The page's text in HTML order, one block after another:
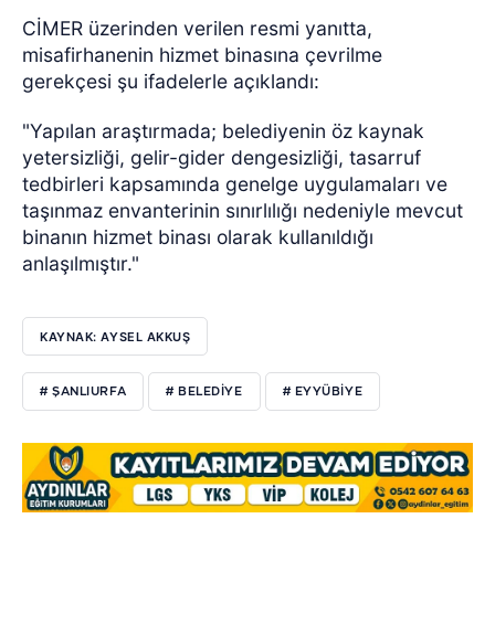
CİMER üzerinden verilen resmi yanıtta,
misafirhanenin hizmet binasına çevrilme
gerekçesi şu ifadelerle açıklandı:
"Yapılan araştırmada; belediyenin öz kaynak
yetersizliği, gelir-gider dengesizliği, tasarruf
tedbirleri kapsamında genelge uygulamaları ve
taşınmaz envanterinin sınırlılığı nedeniyle mevcut
binanın hizmet binası olarak kullanıldığı
anlaşılmıştır."
KAYNAK: AYSEL AKKUŞ
# ŞANLIURFA # BELEDIYE # EYYÜBIYE